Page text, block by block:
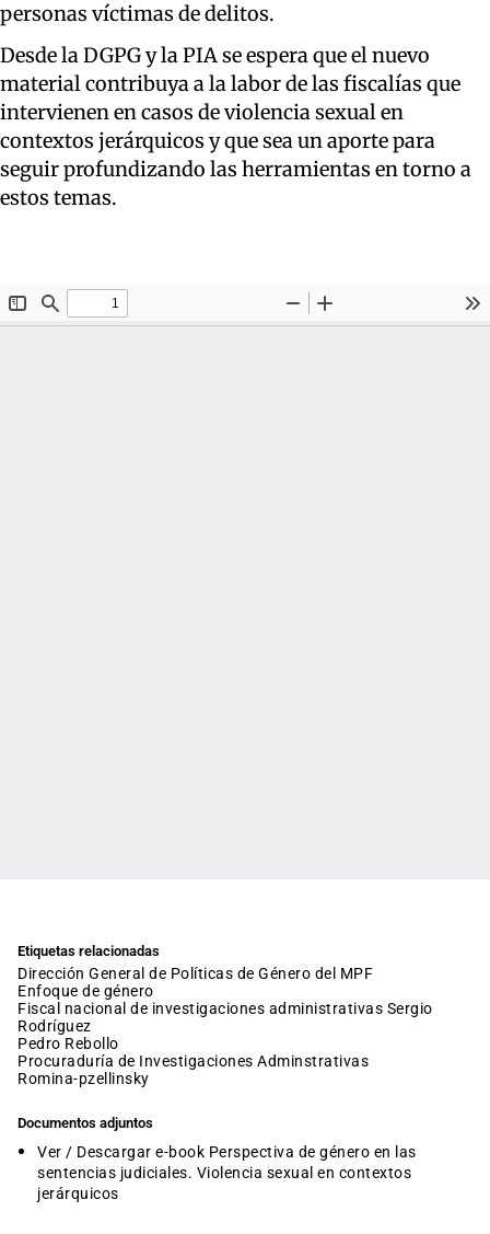
personas víctimas de delitos.
Desde la DGPG y la PIA se espera que el nuevo
material contribuya a la labor de las fiscalías que
intervienen en casos de violencia sexual en
contextos jerárquicos y que sea un aporte para
seguir profundizando las herramientas en torno a
estos temas.
Etiquetas relacionadas
Dirección General de Políticas de Género del MPF
enfoque de género
fiscal nacional de investigaciones administrativas Sergio
Rodríguez
Pedro Rebollo
Procuraduría de Investigaciones Adminstrativas
romina-pzellinsky
Documentos adjuntos
Ver / Descargar e-book Perspectiva de género en las
sentencias judiciales. Violencia sexual en contextos
jerárquicos